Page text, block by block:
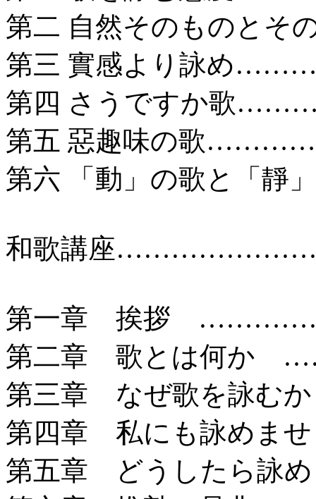
第二 自然そのものと
第三 實感より詠め
第四 さうですか歌
第五 惡趣味の歌
第六 「動」の歌と「
和歌講座
第一章 挨拶
第二章 歌とは何
第三章 なぜ歌を詠
第四章 私にも詠め
第五章 どうしたら詠